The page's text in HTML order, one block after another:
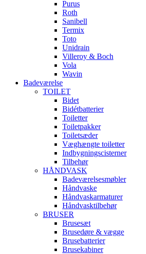
Purus
Roth
Sanibell
Termix
Toto
Unidrain
Villeroy & Boch
Vola
Wavin
Badeværelse
TOILET
Bidet
Bidétbatterier
Toiletter
Toiletpakker
Toiletsæder
Væghængte toiletter
Indbygningscisterner
Tilbehør
HÅNDVASK
Badeværelsesmøbler
Håndvaske
Håndvaskarmaturer
Håndvasktilbehør
BRUSER
Brusesæt
Brusedøre & vægge
Brusebatterier
Brusekabiner